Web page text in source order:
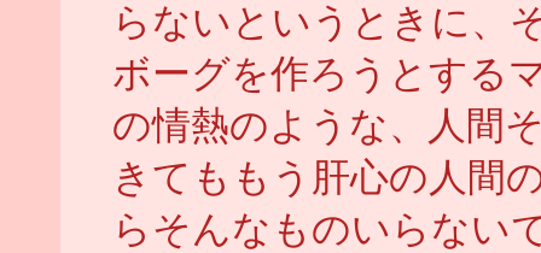
らないというときに、
ボーグを作ろうとする
の情熱のような、人間
きてももう肝心の人間
らそんなものいらない